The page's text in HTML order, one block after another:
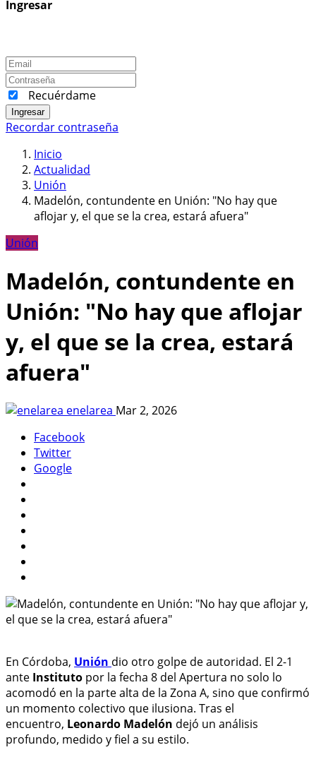
Ingresar
Recuérdame
Ingresar
Recordar contraseña
Inicio
Actualidad
Unión
Madelón, contundente en Unión: "No hay que
aflojar y, el que se la crea, estará afuera"
Unión
Madelón, contundente en
Unión: "No hay que aflojar
y, el que se la crea, estará
afuera"
enelarea Mar 2, 2026
Facebook
Twitter
Google
En Córdoba, Unión dio otro golpe de autoridad. El 2-1
ante Instituto por la fecha 8 del Apertura no solo lo
acomodó en la parte alta de la Zona A, sino que confirmó
un momento colectivo que ilusiona. Tras el
encuentro, Leonardo Madelón dejó un análisis
profundo, medido y fiel a su estilo.